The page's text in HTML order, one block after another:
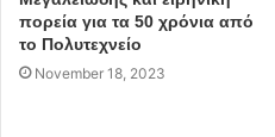
πορεία για τα 50 χρόνια από
το Πολυτεχνείο
November 18, 2023